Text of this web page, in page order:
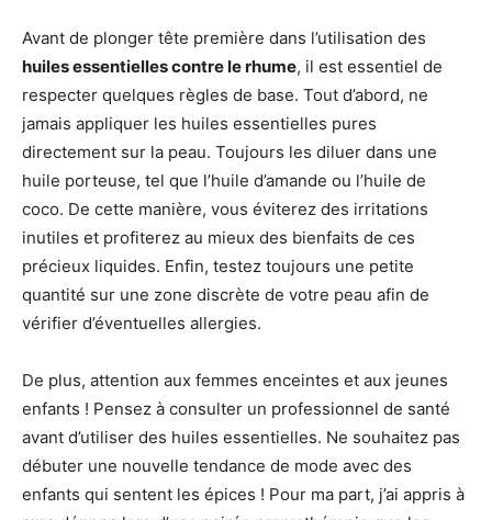
Avant de plonger tête première dans l’utilisation des
huiles essentielles contre le rhume, il est essentiel de
respecter quelques règles de base. Tout d’abord, ne
jamais appliquer les huiles essentielles pures
directement sur la peau. Toujours les diluer dans une
huile porteuse, tel que l’huile d’amande ou l’huile de
coco. De cette manière, vous éviterez des irritations
inutiles et profiterez au mieux des bienfaits de ces
précieux liquides. Enfin, testez toujours une petite
quantité sur une zone discrète de votre peau afin de
vérifier d’éventuelles allergies.
De plus, attention aux femmes enceintes et aux jeunes
enfants ! Pensez à consulter un professionnel de santé
avant d’utiliser des huiles essentielles. Ne souhaitez pas
débuter une nouvelle tendance de mode avec des
enfants qui sentent les épices ! Pour ma part, j’ai appris à